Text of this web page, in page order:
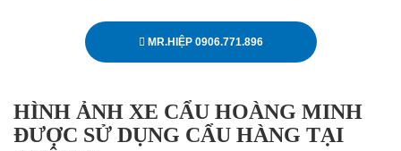
MR.HIỆP 0906.771.896
HÌNH ẢNH XE CẨU HOÀNG MINH
ĐƯỢC SỬ DỤNG CẨU HÀNG TẠI